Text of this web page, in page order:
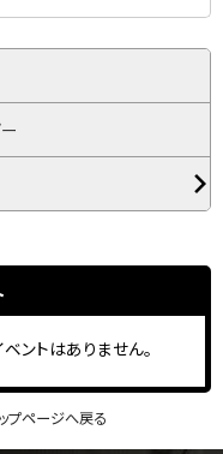
ントはありません。
プページへ戻る